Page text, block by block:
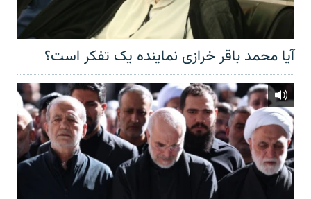
آیا محمد باقر خرازی نماینده یک تفکر است؟